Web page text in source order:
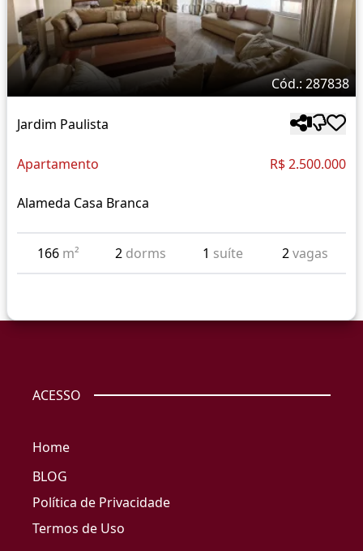
Cód.: 287838
Jardim Paulista
Apartamento R$ 2.500.000
Alameda Casa Branca
166 m² 2 dorms 1 suíte 2vagas
ACESSO
Home
BLOG
Política de Privacidade
Termos de Uso